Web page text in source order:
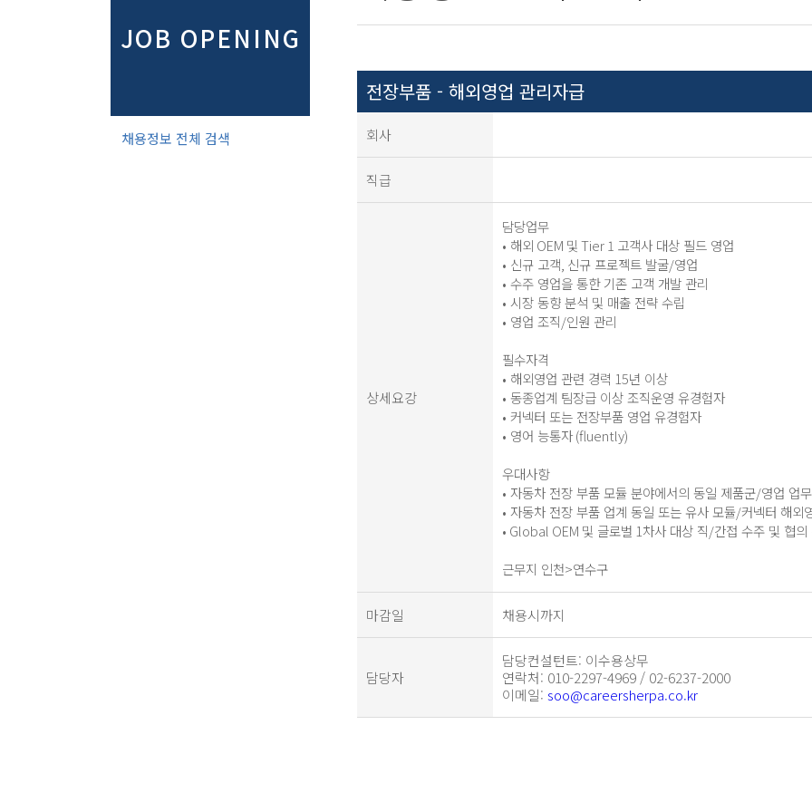
JOB OPENING
채용정보 전체 검색
전장부품 - 해외영업 관리자급
회사
직급
상세요강
담당업무
• 해외 OEM 및Tier 1 고객사 대상 필드 영업
• 신규 고객 신규 프로젝트 발굴/영업
• 수주 영업을 통한 기존 고객 개발 관리
• 시장 동향 분석 및 매출 전략 수립
• 영업 조직/인원 관리
필수자격
• 해외영업 관련 경력 15년 이상
• 동종업계 팀장급 이상 조직운영 유경험자
• 커넥터 또는 전장부품 영업 유경험자
• 영어 능통자(fluently)
우대사항
• 자동차 전장 부품 모듈 분야에서의 동일 제품군/영업 업
• 자동차 전장 부품 업계 동일 또는 유사 모듈/커넥터 해외
• Global OEM 및 글로벌 1차사 대상 직/간접 수주 및 협의
근무지 인천>연수구
마감일 채용시까지
담당자
담당컨설턴트: 이수용상무
연락처: 010-2297-4969 / 02-6237-2000
이메일: soo@careersherpa.co.kr